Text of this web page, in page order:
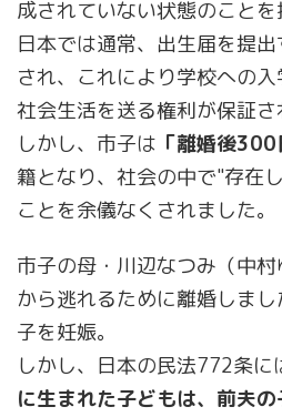
成されていない状態のことを
日本では通常、出生届を提
され、これにより学校への
社会生活を送る権利が保証さ
しかし、市子は 「離婚後300
籍となり、社会の中で"存在
ことを余儀なくされました。
市子の母・川辺なつみ（中
から逃れるために離婚しま
子を妊娠。
しかし、日本の民法772条に
に生まれた子どもは、前夫の